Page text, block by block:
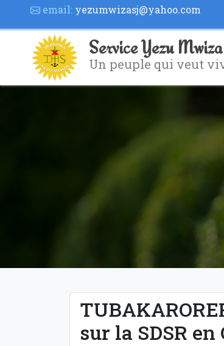
email: yezumwizasj@yahoo.com
Service Yezu Mwiza
Un peuple qui veut
sur la SDSR